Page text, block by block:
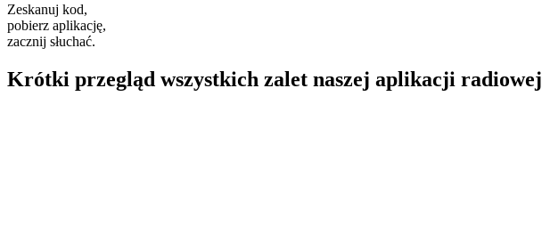
Zeskanuj kod,
pobierz aplikację,
zacznij słuchać.
Krótki przegląd wszystkich zalet naszej aplikacji radiowej